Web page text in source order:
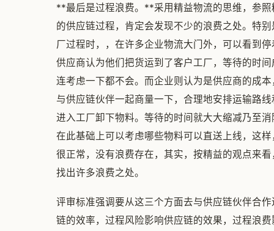
**最后是过程浪费。**采用精益物流的思维，参
的供应链过程，肯定会发现不少的浪费之处。特
厂过程时，，在许多企业物流大门外，可以看到
供应商认为他们把货运到了客户工厂，等待的时
连考虑一下都不会。而企业则认为是供应商的成
与供应链伙伴一起商量一下，合理地安排运输路
进入工厂卸下物料。等待的时间就大大缩减乃至
在此基础上可以考虑哪些物料可以直送上线，这
很正常，没有浪费存在，其实，按精益的观点来
找出许多浪费之处。
评审标准强调要从这三个方面去与供应链伙伴合
链的效率，过程风险影响供应链的效果，过程浪